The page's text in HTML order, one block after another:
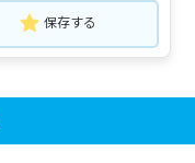
保存する